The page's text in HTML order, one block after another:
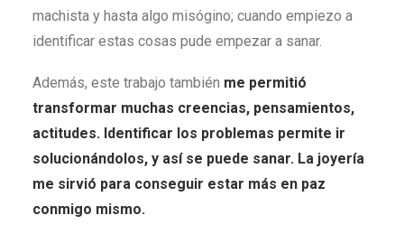
machista y hasta algo misógino; cuando empiezo a
identificar estas cosas pude empezar a sanar.
Además, este trabajo también me permitió
transformar muchas creencias, pensamientos,
actitudes. Identificar los problemas permite ir
solucionándolos, y así se puede sanar. La joyería
me sirvió para conseguir estar más en paz
conmigo mismo.